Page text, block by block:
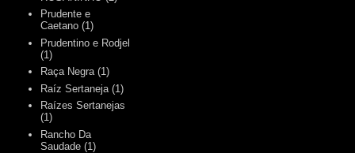
Prudente e
Caetano (1)
Prudentino e Rodjel
(1)
Raça Negra (1)
Raíz Sertaneja (1)
Raízes Sertanejas
(1)
Rancho Da
Saudade (1)